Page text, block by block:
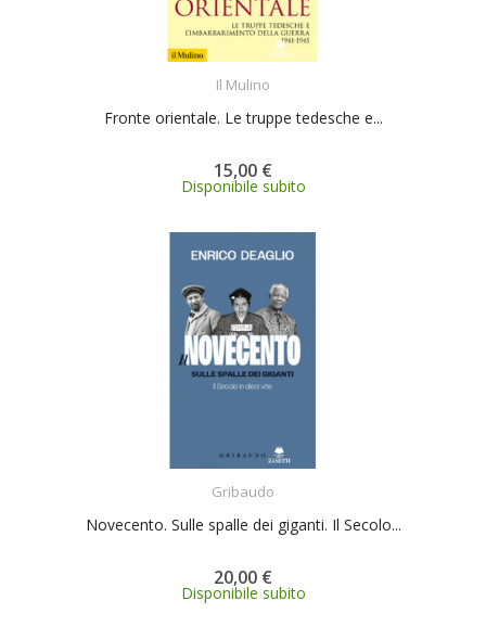
Il Mulino
Fronte orientale. Le truppe tedesche e...
15,00 €
Disponibile subito
Gribaudo
Novecento. Sulle spalle dei giganti. Il Secolo...
20,00 €
Disponibile subito